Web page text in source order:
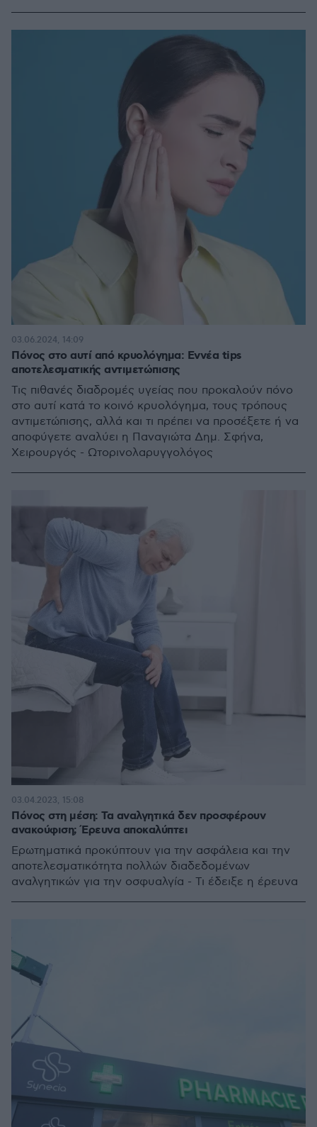
Πόνος στο αυτί από κρυολόγημα: Εννέα tips
αποτελεσματικής αντιμετώπισης
Τις πιθανές διαδρομές υγείας που προκαλούν πόνο
στο αυτί κατά το κοινό κρυολόγημα, τους τρόπους
αντιμετώπισης, αλλά και τι πρέπει να προσέξετε ή να
αποφύγετε αναλύει η Παναγιώτα Δημ. Σφήνα,
Χειρουργός - Ωτορινολαρυγγολόγος
03.06.2024, 14:09
Πόνος στη μέση: Τα αναλγητικά δεν προσφέρουν
ανακούφιση; Έρευνα αποκαλύπτει
Ερωτηματικά προκύπτουν για την ασφάλεια και την
αποτελεσματικότητα πολλών διαδεδομένων
αναλγητικών για την οσφυαλγία - Τι έδειξε η έρευνα
03.04.2023, 15:08